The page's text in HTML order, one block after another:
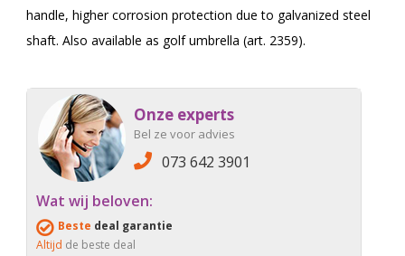
handle, higher corrosion protection due to galvanized steel
shaft. Also available as golf umbrella (art. 2359).
Onze experts
Bel ze voor advies
073 642 3901
Wat wij beloven:
Beste deal garantie
Altijd de beste deal